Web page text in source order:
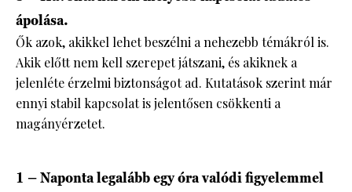
ápolása.
Ők azok, akikkel lehet beszélni a nehezebb témákról is.
Akik előtt nem kell szerepet játszani, és akiknek a
jelenléte érzelmi biztonságot ad. Kutatások szerint már
ennyi stabil kapcsolat is jelentősen csökkenti a
magányérzetet.
1 – Naponta legalább egy óra valódi figyelemmel